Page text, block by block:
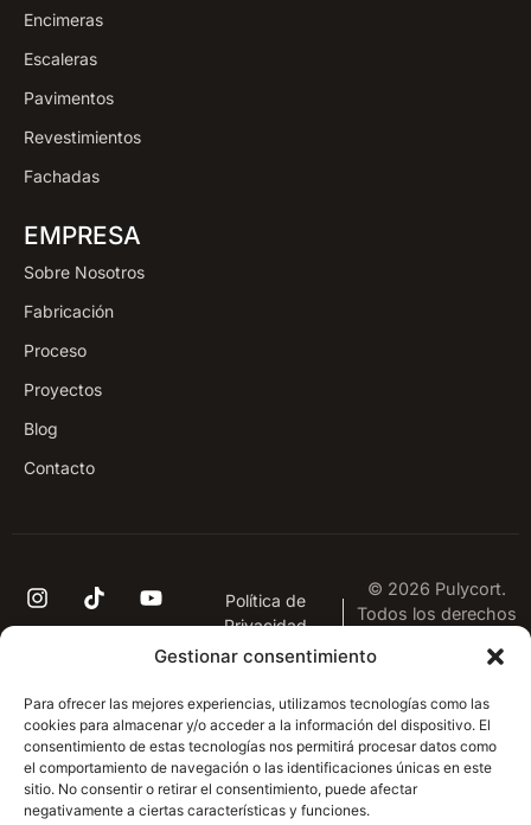
Gestionar consentimiento
Para ofrecer las mejores experiencias, utilizamos tecnologías como las
cookies para almacenar y/o acceder a la información del dispositivo. El
consentimiento de estas tecnologías nos permitirá procesar datos como
el comportamiento de navegación o las identificaciones únicas en este
sitio. No consentir o retirar el consentimiento, puede afectar
negativamente a ciertas características y funciones.
Encimeras
Escaleras
Pavimentos
Revestimientos
Fachadas
EMPRESA
Sobre Nosotros
Fabricación
Proceso
Proyectos
Blog
Contacto
Política de
Privacidad
Aviso Legal
generales de venta
Desistimiento
Cookies
© 2026 Pulycort.
Todos los derechos